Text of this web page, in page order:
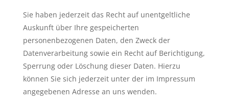
Sie haben jederzeit das Recht auf unentgeltliche
Auskunft über Ihre gespeicherten
personenbezogenen Daten, den Zweck der
Datenverarbeitung sowie ein Recht auf Berichtigung,
Sperrung oder Löschung dieser Daten. Hierzu
können Sie sich jederzeit unter der im Impressum
angegebenen Adresse an uns wenden.